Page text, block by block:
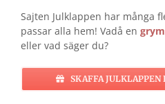
Sajten Julklappen har många
passar alla hem! Vadå en
eller vad säger du?
SKAFFA JULKLAPPEN